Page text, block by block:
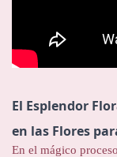
El Esplendor
en las Flores
En el mágico